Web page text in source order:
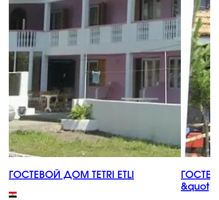
ГОСТЕВОЙ ДОМ TETRI ETLI